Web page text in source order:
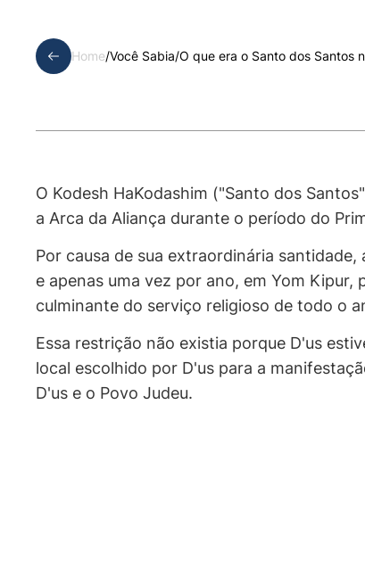
Home/Você Sabia/O que era o Santo dos Santos
O Kodesh HaKodashim ("Santo dos
a Arca da Aliança durante o período do
Por causa de sua extraordinária santidade,
e apenas uma vez por ano, em Yom
culminante do serviço religioso de todo o
Essa restrição não existia porque D'us
local escolhido por D'us para a
D'us e o Povo Judeu.